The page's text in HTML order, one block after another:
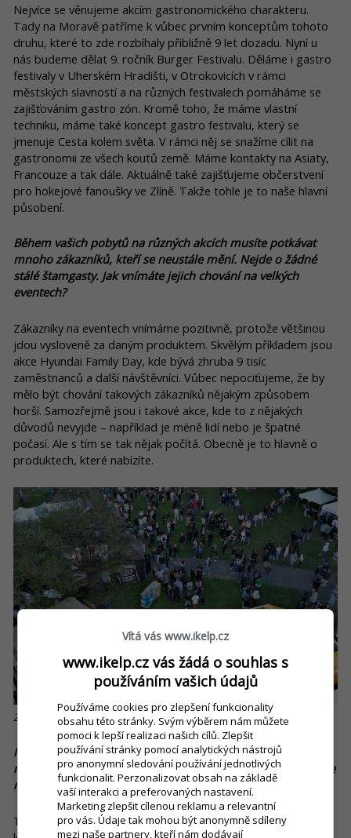
Nejvíce se věnujeme akcím gastronomického charakteru.
Tady na Moravě patříme k vůbec prvním konceptům tohoto
druhu, které to zde rozbíhaly přibližně 9 let dozadu. Nyní u
nás budeme dělat 9. ročník Burger Festivalu. Děláme i gastro
festivaly v Uherském Hradišti, v Otrokovicích v rámci
městských slavností a na různých festivalech pomáháme se
zajišťováním gastro zón. Kromě toho, že máme vlastní
techniku, máme také koncept gastro festivalu, který se
jmenuje Cesta kolem světa. V rámci něj se snažíme cílit na
gastronomii ze všech koutů země. Máme kontakty na Asiaty,
Francouze a tak dále. Aktuálně také zajišťujeme občerstvení
pro hokejové fanoušky ve Zlíně. Takže tohle je to naše hlavní
působení.
Během vašich pobytů na různých akcích musíte potkávat
mnoho zákazníků, kteří se neustále mění. Nejde o žádné
stálé štamgasty. Jak vnímáte jejich chování na velkých
eventech?
Zákazníky na eventech vnímáme pozitivně, protože většinou
jdou vysloveně za daným produktem. Skvělým příkladem jsou
akce Hyundai Family Day, kde bývá zhruba 9 tisíc
zaměstnanců a další návštěvníci. Vůbec nepociťujeme, že by
mělo být chování takových zákazníků nějakým způsobem
horší. Samozřejmě jsou i takové akce, kde to z nějakých
důvodů nevyjde – například je méně lidí nebo je špatné
počasí. Ale s tím se tak nějak počítá. Obecně je to hlavně o
produktech, které nabízíte.
Zdroj: vseproakci.cz
Není náročné vyhovět na dané akci velkému množství
nárazových zákazníků? Jak v souvislosti s tím přizpůsobujete
nabídku ve food trucích?
Tam je to o tom, že ve food trucích musí být jeden produkt,
Vítá vás www.ikelp.cz
www.ikelp.cz vás žádá o souhlas s
používáním vašich údajů
Používáme cookies pro zlepšení funkcionality
obsahu této stránky. Svým výběrem nám můžete
pomoci k lepší realizaci našich cílů. Zlepšit
používání stránky pomocí analytických nástrojů
pro anonymní sledování používání jednotlivých
funkcionalit. Perzonalizovat obsah na základě
vaší interakci a preferovaných nastavení.
Marketing zlepšit cílenou reklamu a relevantní
pro vás. Údaje tak mohou být anonymně sdíleny
mezi naše partnery, kteří nám dodávají